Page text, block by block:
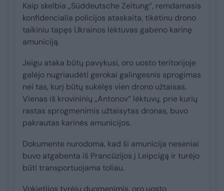
Kaip skelbia „Süddeutsche Zeitung“, remdamasis
konfidencialia policijos ataskaita, tikėtinu drono
taikiniu tapęs Ukrainos lėktuvas gabeno karinę
amuniciją.
Jeigu ataka būtų pavykusi, oro uosto teritorijoje
galėjo nugriaudėti gerokai galingesnis sprogimas
nei tas, kurį būtų sukėlęs vien drono užtaisas.
Vienas iš krovininių „Antonov“ lėktuvų, prie kurių
rastas sprogmenimis užtaisytas dronas, buvo
pakrautas karinės amunicijos.
Dokumente nurodoma, kad ši amunicija neseniai
buvo atgabenta iš Prancūzijos į Leipcigą ir turėjo
būti transportuojama toliau.
Vokietijos tyrėjų duomenimis, oro uosto